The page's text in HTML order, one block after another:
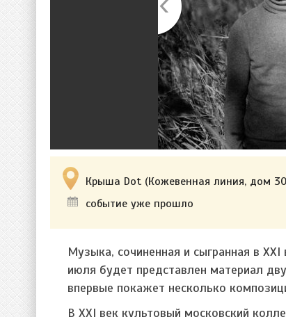
Крыша Dot (Кожевенная линия, дом
событие уже прошло
Музыка, сочиненная и сыгранная в
июля будет предс​та​влен ма​те​риал
впервые покажет несколько
В XXI век культовый московский